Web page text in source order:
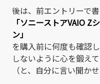
後は、前エントリーで
「ソニーストアVAIO Z
ン」
を購入前に何度も確認
しないように心を鍛え
（と、自分に言い聞か